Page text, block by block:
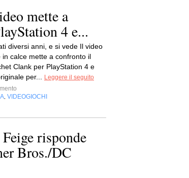
mette a
4 e...
diversi anni, e si vede Il video
in calce mette a confronto il
Clank per PlayStation 4 e
per...
Leggere il seguito
VIDEOGIOCHI
risponde
Bros./DC